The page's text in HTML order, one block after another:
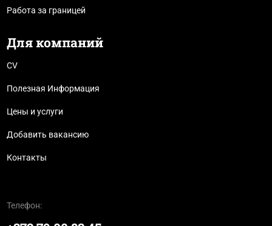
Работа за границей
Для компаний
CV
Полезная Информация
Цены и услуги
Добавить вакансию
Контакты
Телефон: